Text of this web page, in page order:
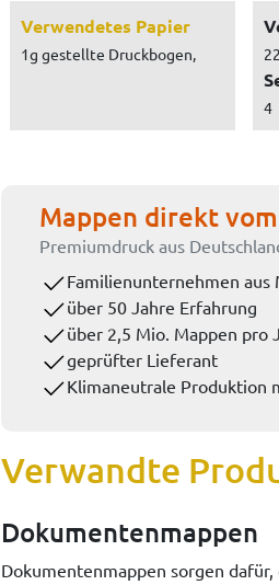
Verwendetes Papier
1g gestellte Druckbogen,
4
Mappen direkt
Premiumdruck aus
Familienunternehmen aus
über 50 Jahre Erfahrung
über 2,5 Mio. Mappen pro
geprüfter Lieferant
Klimaneutrale Produktion
Verwandte
Dokumentenmappen
Dokumentenmappen sorgen